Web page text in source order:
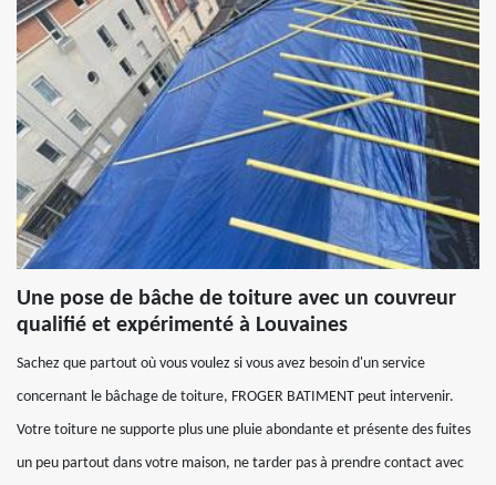
Une pose de bâche de toiture avec un couvreur
qualifié et expérimenté à Louvaines
Sachez que partout où vous voulez si vous avez besoin d'un service
concernant le bâchage de toiture, FROGER BATIMENT peut intervenir.
Votre toiture ne supporte plus une pluie abondante et présente des fuites
un peu partout dans votre maison, ne tarder pas à prendre contact avec